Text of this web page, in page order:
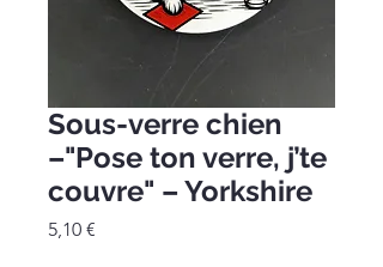
Sous-verre chien
–"Pose ton verre, j’te
couvre" – Yorkshire
5,10 €